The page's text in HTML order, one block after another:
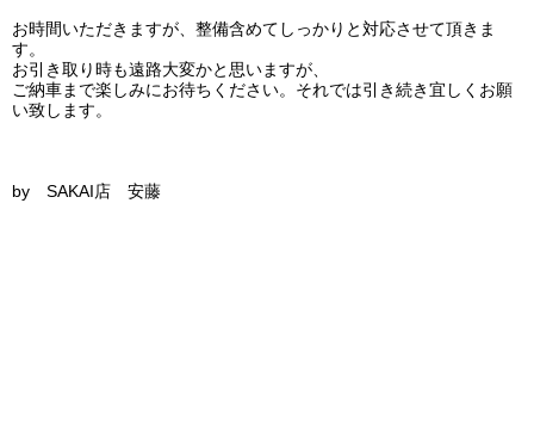
お時間いただきますが、整備含めてしっかりと対応させて頂きま
す。
お引き取り時も遠路大変かと思いますが、
ご納車まで楽しみにお待ちください。それでは引き続き宜しくお願
い致します。
by SAKAI店 安藤